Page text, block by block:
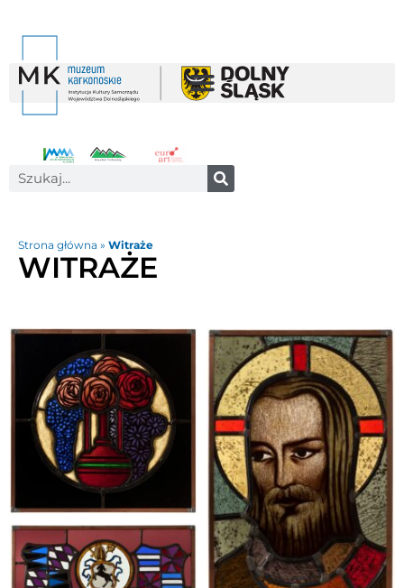
Strona główna » Witraże
WITRAŻE